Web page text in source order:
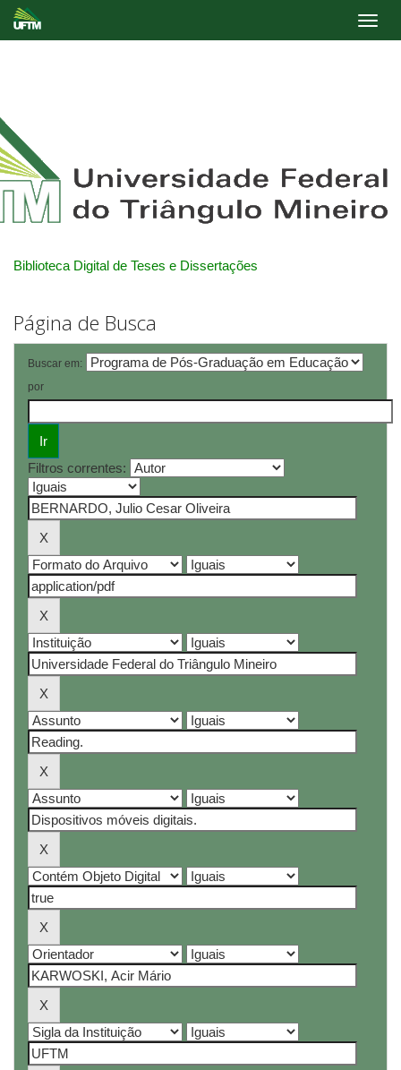
Biblioteca Digital de Teses e Dissertações
Página de Busca
Buscar em:
por
Filtros correntes: